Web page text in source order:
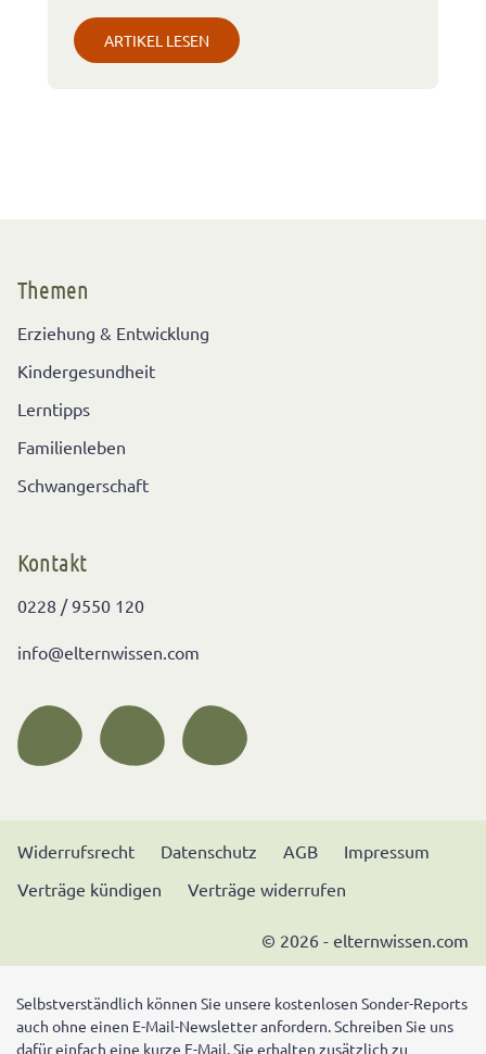
ARTIKEL LESEN
Themen
Erziehung & Entwicklung
Kindergesundheit
Lerntipps
Familienleben
Schwangerschaft
Kontakt
0228 / 9550 120
info@elternwissen.com
Widerrufsrecht Datenschutz AGB
Impressum
Verträge kündigen
Verträge widerrufen
© 2026 - elternwissen.com
Selbstverständlich können Sie unsere kostenlosen Sonder-Reports
auch ohne einen E-Mail-Newsletter anfordern. Schreiben Sie uns
dafür einfach eine kurze E-Mail. Sie erhalten zusätzlich zu